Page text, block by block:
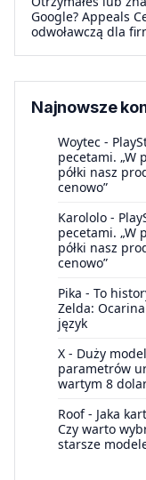
Google? Appeals
odwoławczą dla
Najnowsze
Woytec -
pecetami. „W
półki nasz
cenowo”
Karololo -
pecetami. „W
półki nasz
cenowo”
Pika - To
Zelda:
język
X - Duży
parametrów
wartym 8
Roof- Jaka
Czy warto
starsze